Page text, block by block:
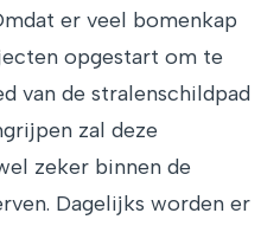
er veel bomenkap
opgestart om te
van de stralenschildpad
zal deze
zeker binnen de
Dagelijks worden er